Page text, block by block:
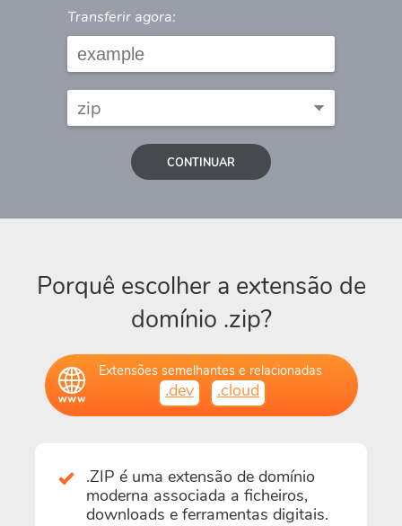
Transferir agora:
CONTINUAR
Porquê escolher a extensão de
domínio .zip?
Extensões semelhantes e relacionadas
.dev .cloud
.ZIP é uma extensão de domínio
moderna associada a ficheiros,
downloads e ferramentas digitais.